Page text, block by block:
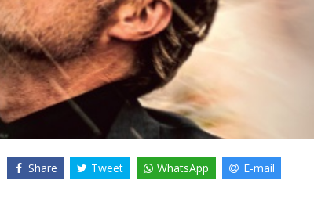
Share Tweet WhatsApp E-mail